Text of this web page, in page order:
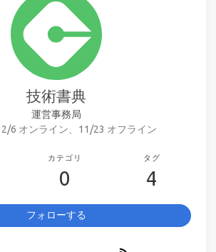
技術書典
運営事務局
6 オンライン、11/23 オフライン
カテゴリ
0
タグ
4
フォローする